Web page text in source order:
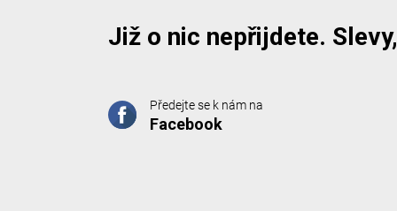
Již o nic nepřijdete.
Předejte se k nám na
Facebook